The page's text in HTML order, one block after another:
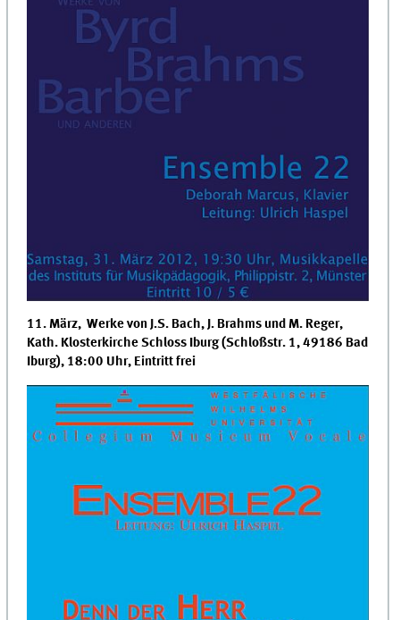
11. März, Werke von J.S. Bach, J. Brahms und M. Reger,
Kath. Klosterkirche Schloss Iburg (Schloßstr. 1, 49186 Bad
Iburg), 18:00 Uhr, Eintritt frei